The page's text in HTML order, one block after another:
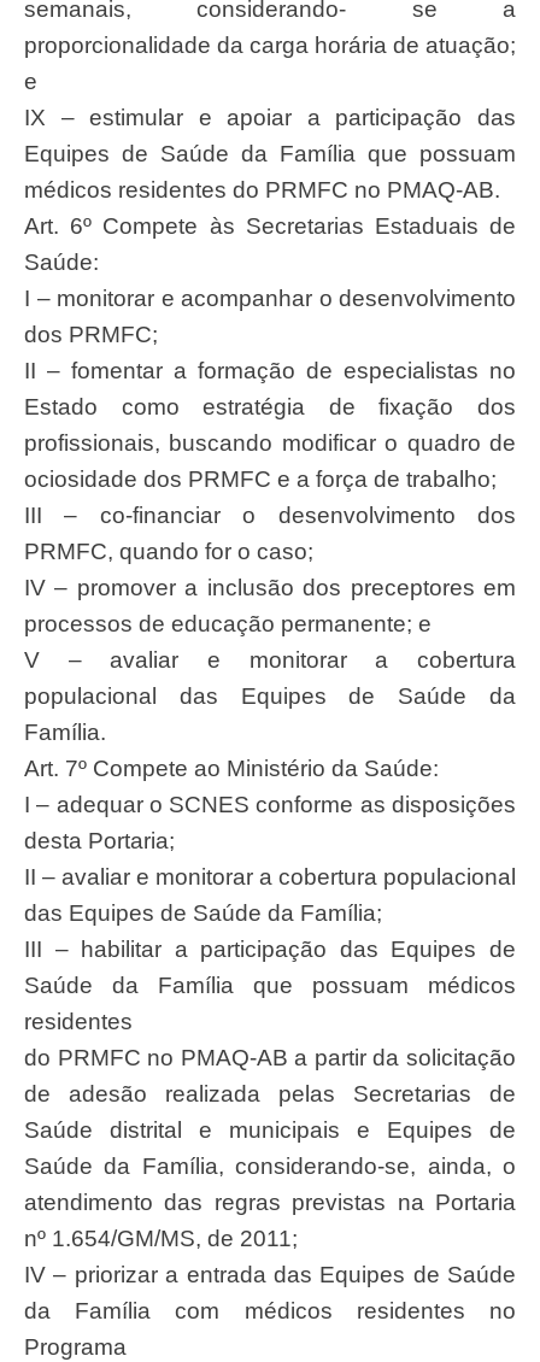
semanais, considerando- se a
proporcionalidade da carga horária de atuação;
e
IX – estimular e apoiar a participação das
Equipes de Saúde da Família que possuam
médicos residentes do PRMFC no PMAQ-AB.
Art. 6º Compete às Secretarias Estaduais de
Saúde:
I – monitorar e acompanhar o desenvolvimento
dos PRMFC;
II – fomentar a formação de especialistas no
Estado como estratégia de fixação dos
profissionais, buscando modificar o quadro de
ociosidade dos PRMFC e a força de trabalho;
III – co-financiar o desenvolvimento dos
PRMFC, quando for o caso;
IV – promover a inclusão dos preceptores em
processos de educação permanente; e
V – avaliar e monitorar a cobertura
populacional das Equipes de Saúde da
Família.
Art. 7º Compete ao Ministério da Saúde:
I – adequar o SCNES conforme as disposições
desta Portaria;
II – avaliar e monitorar a cobertura populacional
das Equipes de Saúde da Família;
III – habilitar a participação das Equipes de
Saúde da Família que possuam médicos
residentes
do PRMFC no PMAQ-AB a partir da solicitação
de adesão realizada pelas Secretarias de
Saúde distrital e municipais e Equipes de
Saúde da Família, considerando-se, ainda, o
atendimento das regras previstas na Portaria
nº 1.654/GM/MS, de 2011;
IV – priorizar a entrada das Equipes de Saúde
da Família com médicos residentes no
Programa